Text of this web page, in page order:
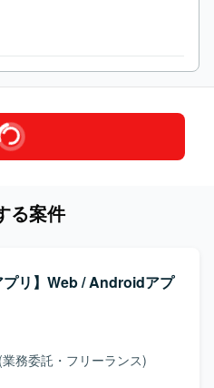
る案件
リ】Web / Androidアプ
(業務委託・フリーランス)